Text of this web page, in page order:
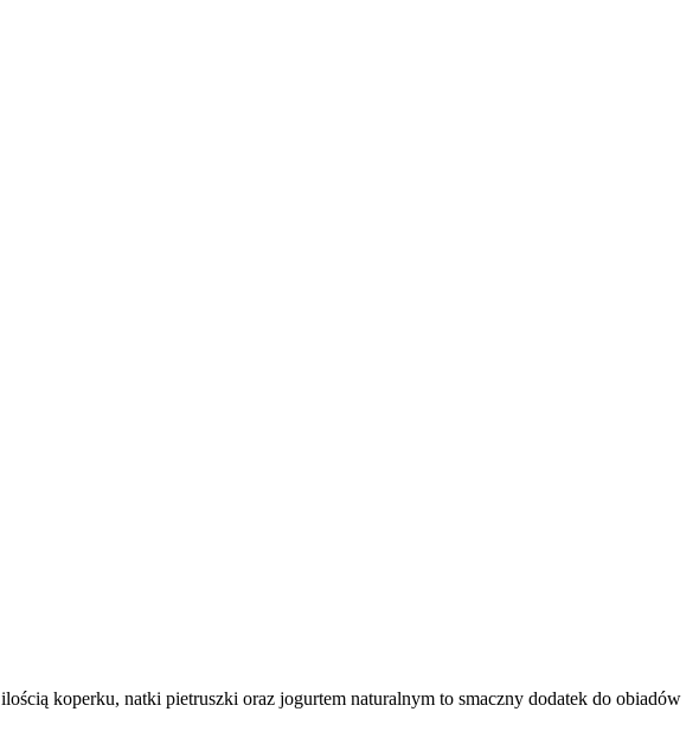
koperku, natki pietruszki oraz jogurtem naturalnym to smaczny dodatek do obiadów